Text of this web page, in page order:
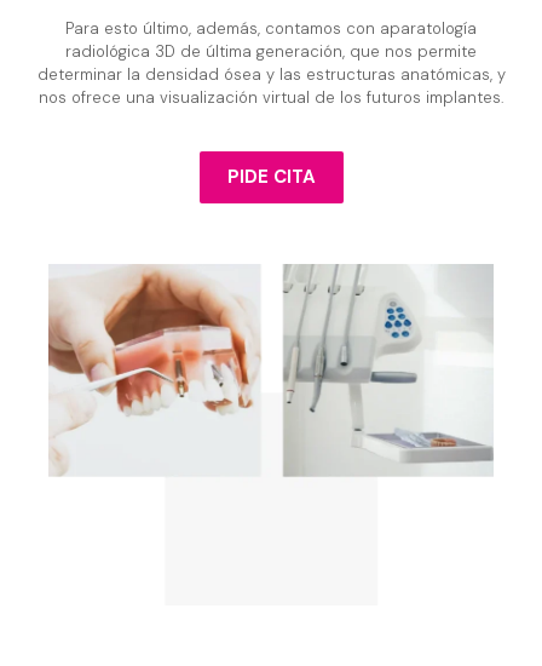
Para esto último, además, contamos con aparatología
radiológica 3D de última generación, que nos permite
determinar la densidad ósea y las estructuras anatómicas, y
nos ofrece una visualización virtual de los futuros implantes.
PIDE CITA